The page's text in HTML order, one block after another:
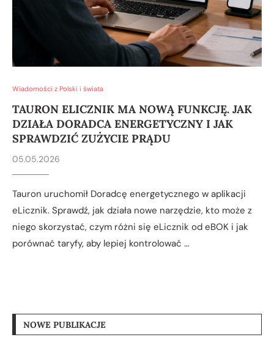
Wiadomości z Polski i świata
TAURON ELICZNIK MA NOWĄ FUNKCJĘ. JAK
DZIAŁA DORADCA ENERGETYCZNY I JAK
SPRAWDZIĆ ZUŻYCIE PRĄDU
05.05.2026
Tauron uruchomił Doradcę energetycznego w aplikacji
eLicznik. Sprawdź, jak działa nowe narzędzie, kto może z
niego skorzystać, czym różni się eLicznik od eBOK i jak
porównać taryfy, aby lepiej kontrolować …
NOWE PUBLIKACJE